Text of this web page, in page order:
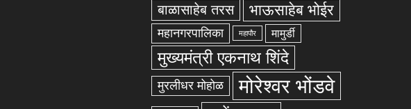
बाळासाहेब तरस भाऊसाहेब भोईर
महानगरपालिका महापौर मामुर्डी
मुख्यमंत्री एकनाथ शिंदे
मुरलीधर मोहोळ मोरेश्वर भोंडवे